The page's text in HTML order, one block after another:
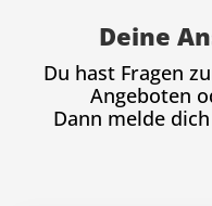
Deine
Du hast Fragen
Angeboten
Dann melde